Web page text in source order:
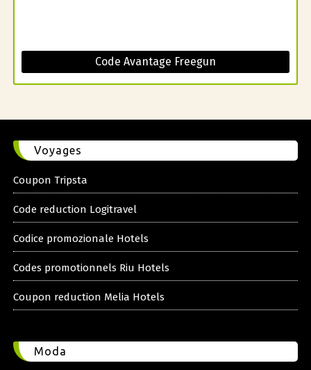
Code Avantage Freegun
Voyages
Coupon Tripsta
Code reduction Logitravel
Codice promozionale Hotels
Codes promotionnels Riu Hotels
Coupon reduction Melia Hotels
Moda